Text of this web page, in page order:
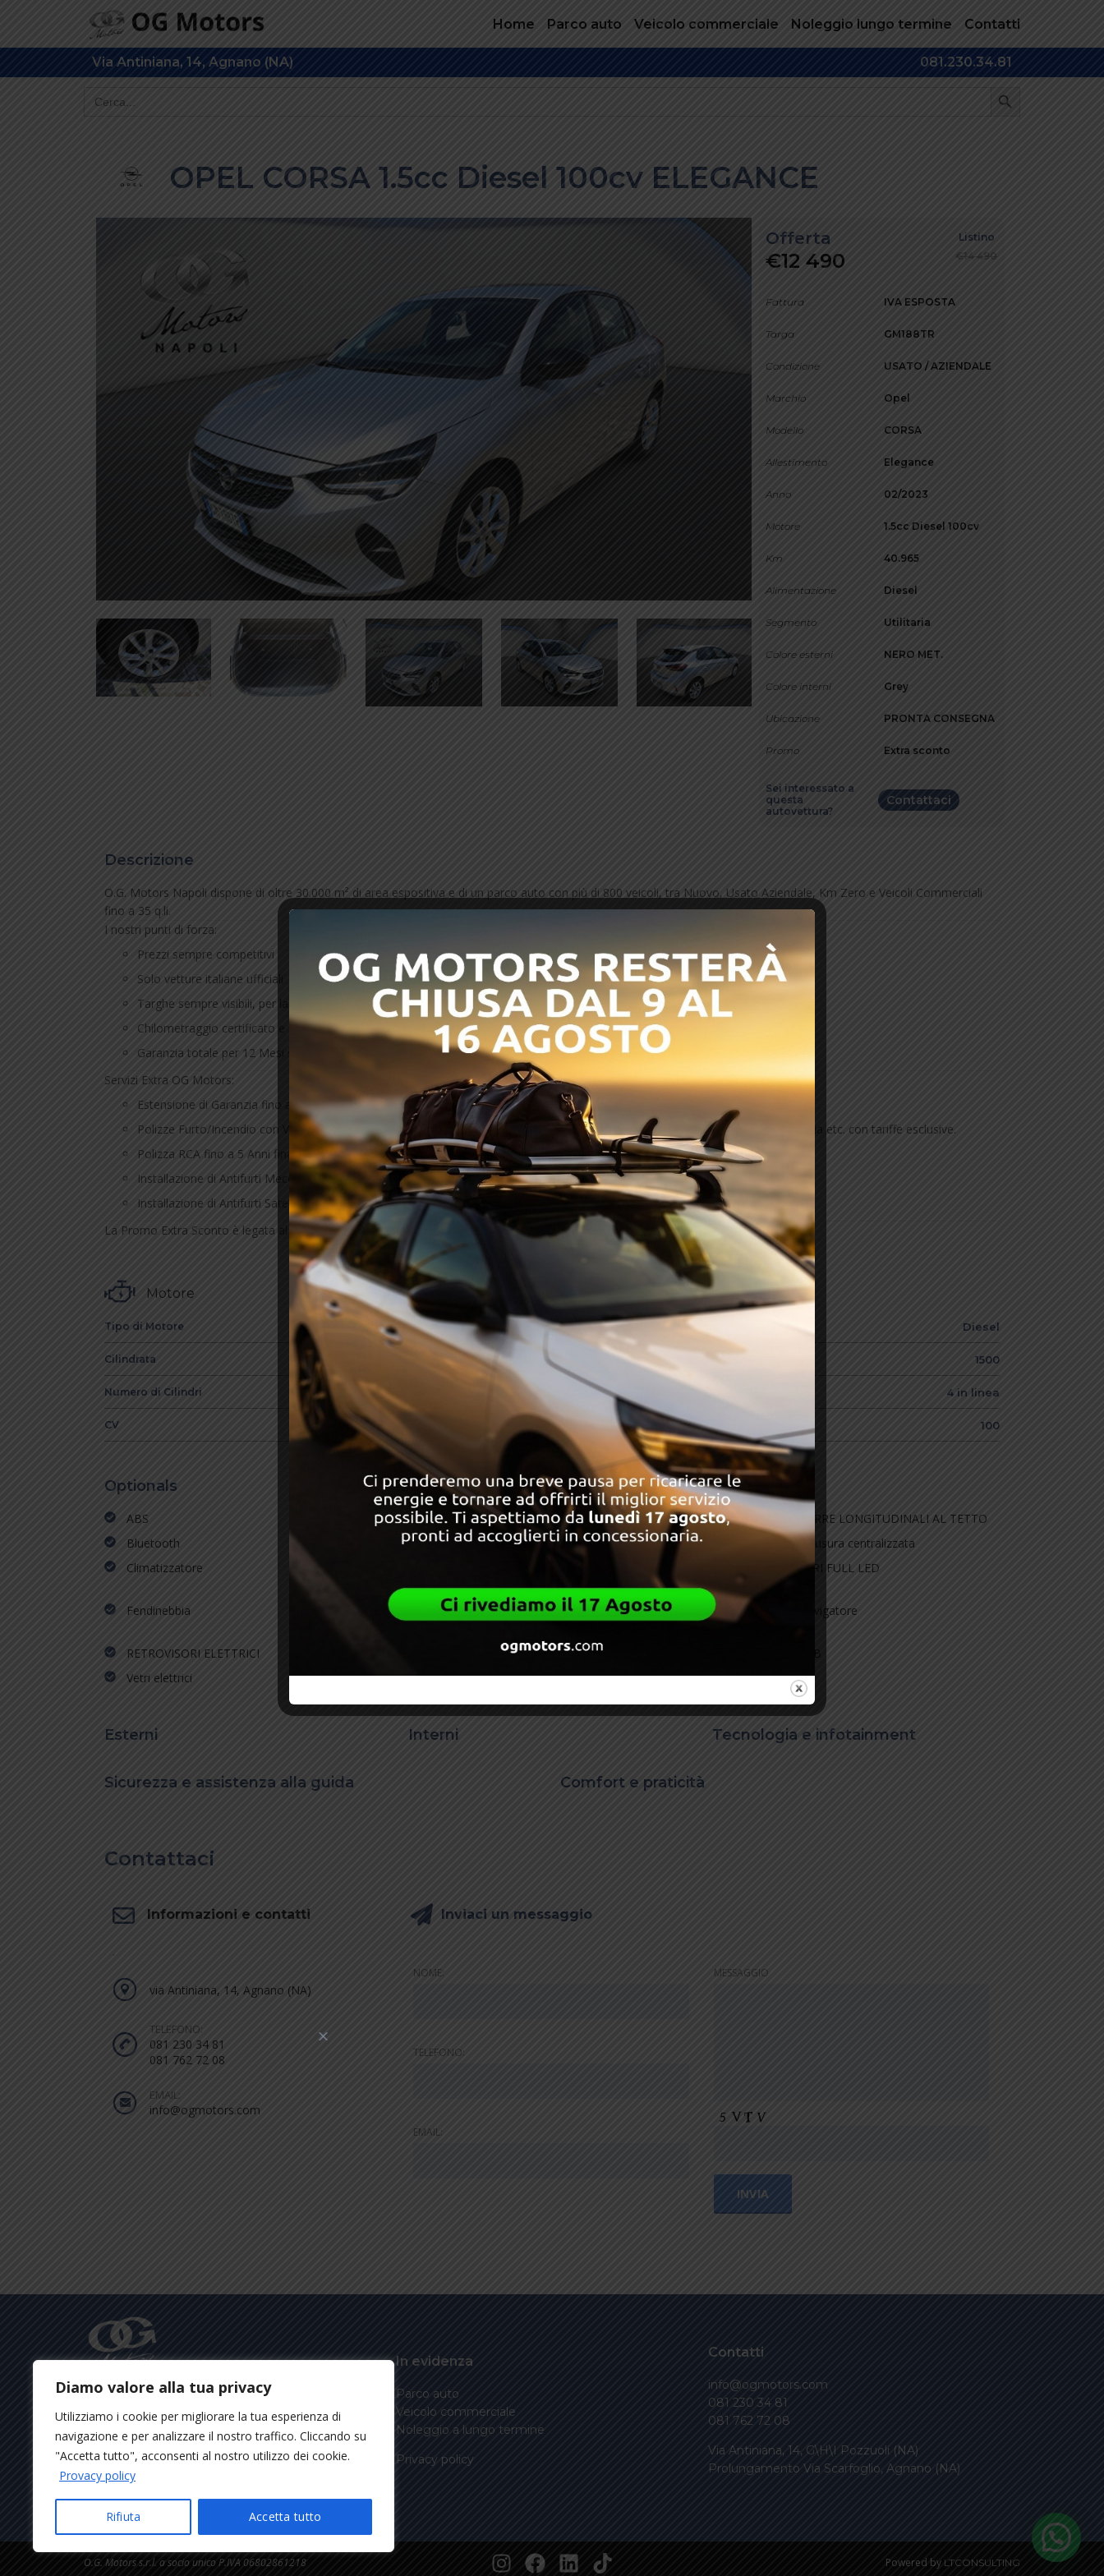
Diamo valore alla tua privacy
Utilizziamo i cookie per migliorare la tua esperienza di
navigazione e per analizzare il nostro traffico. Cliccando su
"Accetta tutto", acconsenti al nostro utilizzo dei cookie.
Provacy policy
Rifiuta Accetta tutto
Home Parco auto Veicolo commerciale Noleggio lungo termine Contatti
Via Antiniana, 14, Agnano (NA)
081.230.34.81
OPEL CORSA 1.5cc Diesel 100cv ELEGANCE
Listino
€14 490
Offerta
€12 490
Fattura IVA ESPOSTA
Targa GM188TR
Condizione USATO / AZIENDALE
Marchio Opel
Modello CORSA
Allestimento Elegance
Anno 02/2023
Motore 1.5cc Diesel 100cv
Km 40.965
Alimentazione Diesel
Segmento Utilitaria
Colore esterni NERO MET.
Colore interni Grey
Ubicazione PRONTA CONSEGNA
Promo Extra sconto
Sei interessato a
questa
autovettura?
Contattaci
Descrizione
O.G. Motors Napoli dispone di oltre 30.000 m² di area espositiva e di un parco auto con più di 800 veicoli, tra Nuovo, Usato Aziendale, Km Zero e Veicoli Commerciali
fino a 35 q.li.
I nostri punti di forza:
Prezzi sempre competitivi
Solo vetture italiane ufficiali
Targhe sempre visibili, per la massima trasparenza
Chilometraggio certificato e riportato nel contratto
Garanzia totale per 12 Mesi su tutto il nostro usato a km illimitati, con soccorso stradale h24 su tutto il territorio Europeo.
Servizi Extra OG Motors:
Estensione di Garanzia fino a 5 Anni a Km Illimitati
Polizze Furto/Incendio con Valore a Nuovo (GAP) fino a 5 Anni, anche su zone ad alto rischio come; Napoli, Caserta, Bari, Foggia etc. con tariffe esclusive.
Polizza RCA fino a 5 Anni finanziabile, anche per Neopatentati o per chi non dispone di classe di merito.
Installazione di Antifurti Meccanici come; Block Shaft, Block USAI e X Block
Installazione di Antifurti Satellitari come; LoJack, Ghost Texa Dog, per la massima sicurezza.
La Promo Extra Sconto è legata al finanziamento parziale o totale. GM188TR
Motore
Tipo di Motore Diesel
Cilindrata 1500
Numero di Cilindri 4 in linea
CV 100
Optionals
ABS ANTIFURTO MECCANICO Autoradio
BARRE LONGITUDINALI AL TETTO
Bluetooth
Carplay/Android Auto CERCHI IN LEGA LEGGERA
Chiusura centralizzata
Climatizzatore
advanced airbags
FARI FULL LED
Fendinebbia Full LED headlights
LED taillights with dynamic turn
Navigatore
RETROVISORI ELETTRICI SISTEMI ADAS
Vetri elettrici
Volante Multifuzione
Esterni Interni Tecnologia e infotainment
Sicurezza e assistenza alla guida Comfort e praticità
Contattaci
Informazioni e contatti
.
via Antiniana, 14, Agnano (NA)
TELEFONO:
081 230 34 81
081 762 72 08
EMAIL:
info@ogmotors.com
Inviaci un messaggio
NOME:
TELEFONO:
EMAIL:
MESSAGGIO
La O.G. Motors Napoli con oltre 30.000 mq
di area espositiva, dispone di un vastissimo
parco auto con oltre 800 veicoli in Pronta
Consegna.
Nuovo, Usato Aziendale, Km Zero, Veicoli
Commerciali e Noleggio a Lungo Termine.
In evidenza
Parco auto
Veicolo commerciale
Noleggio a lungo termine
Privacy policy
Contatti
info@ogmotors.com
081 230 34 81
081 762 72 08
Via Antiniana, 14, G\H\I Pozzuoli (NA)
Prolungamento Via Scarfoglio, Agnano (NA)
O.G. Motors s.r.l. a socio unico P.IVA 06802861218 Powered by LTCONSULTING